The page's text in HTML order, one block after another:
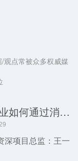
观点常被众多权威媒
全域旅游行业如何通过消费者调研挖掘用户的潜在需求和偏好
深项目总监：王一